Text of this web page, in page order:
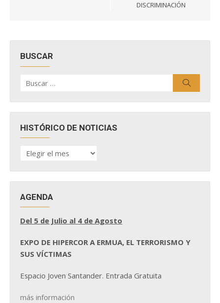
DISCRIMINACIÓN
BUSCAR
por:
HISTÓRICO DE NOTICIAS
HISTÓRICO
DE
AGENDA
Del 5 de Julio al 4 de Agosto
EXPO DE HIPERCOR A ERMUA, EL TERRORISMO Y
SUS VÍCTIMAS
Espacio Joven Santander. Entrada Gratuita
más información